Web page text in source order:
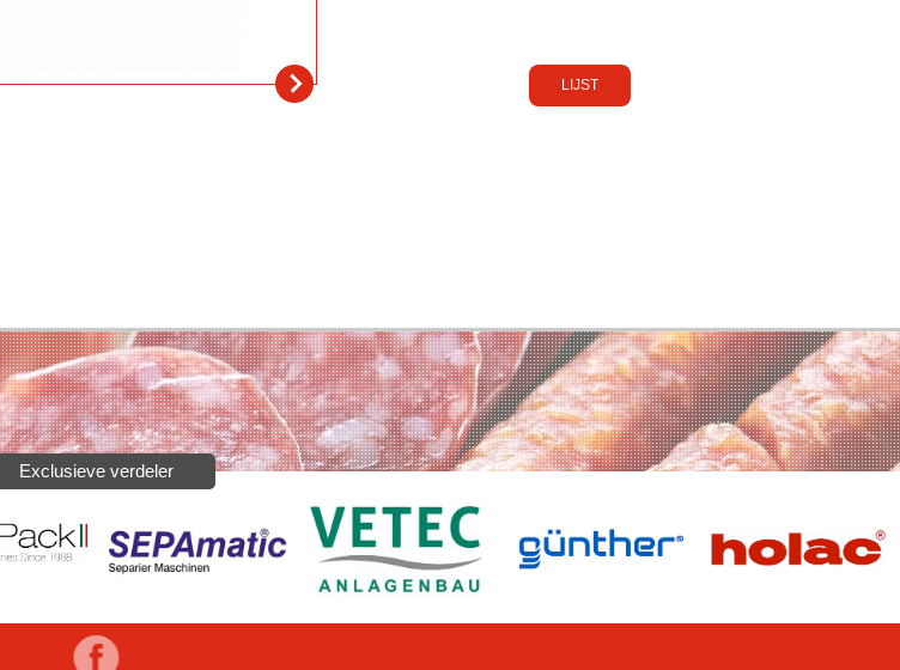
LIJST
Exclusieve verdeler